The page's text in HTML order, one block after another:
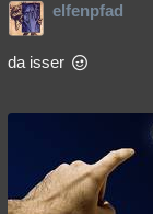
elfenpfad
da isser